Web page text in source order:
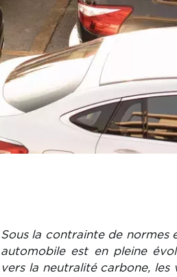
Sous la contrainte de normes
automobile est en pleine
vers la neutralité carbone, les